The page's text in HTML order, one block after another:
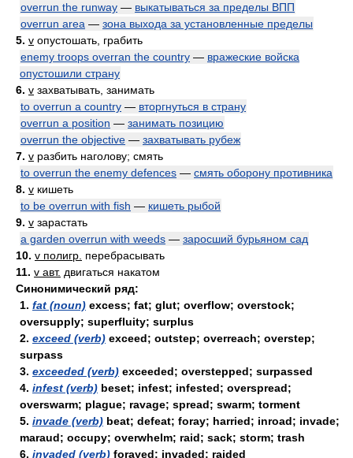
overrun the runway — выкатываться за пределы ВПП
overrun area — зона выхода за установленные пределы
5. v опустошать, грабить
enemy troops overran the country — вражеские войска
опустошили страну
6. v захватывать, занимать
to overrun a country — вторгнуться в страну
overrun a position — занимать позицию
overrun the objective — захватывать рубеж
7. v разбить наголову; смять
to overrun the enemy defences — смять оборону противника
8. v кишеть
to be overrun with fish — кишеть рыбой
9. v зарастать
a garden overrun with weeds — заросший бурьяном сад
10. v полигр. перебрасывать
11. v авт. двигаться накатом
Синонимический ряд:
1. fat (noun) excess; fat; glut; overflow; overstock;
oversupply; superfluity; surplus
2. exceed (verb) exceed; outstep; overreach; overstep;
surpass
3. exceeded (verb) exceeded; overstepped; surpassed
4. infest (verb) beset; infest; infested; overspread;
overswarm; plague; ravage; spread; swarm; torment
5. invade (verb) beat; defeat; foray; harried; inroad; invade;
maraud; occupy; overwhelm; raid; sack; storm; trash
6. invaded (verb) forayed; invaded; raided